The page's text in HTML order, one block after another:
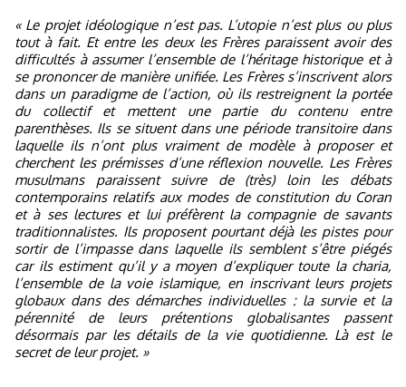
« Le projet idéologique n’est pas. L’utopie n’est plus ou plus
tout à fait. Et entre les deux les Frères paraissent avoir des
difficultés à assumer l’ensemble de l’héritage historique et à
se prononcer de manière unifiée. Les Frères s’inscrivent alors
dans un paradigme de l’action, où ils restreignent la portée
du collectif et mettent une partie du contenu entre
parenthèses. Ils se situent dans une période transitoire dans
laquelle ils n’ont plus vraiment de modèle à proposer et
cherchent les prémisses d’une réflexion nouvelle. Les Frères
musulmans paraissent suivre de (très) loin les débats
contemporains relatifs aux modes de constitution du Coran
et à ses lectures et lui préfèrent la compagnie de savants
traditionnalistes. Ils proposent pourtant déjà les pistes pour
sortir de l’impasse dans laquelle ils semblent s’être piégés
car ils estiment qu’il y a moyen d’expliquer toute la charia,
l’ensemble de la voie islamique, en inscrivant leurs projets
globaux dans des démarches individuelles : la survie et la
pérennité de leurs prétentions globalisantes passent
désormais par les détails de la vie quotidienne. Là est le
secret de leur projet. »